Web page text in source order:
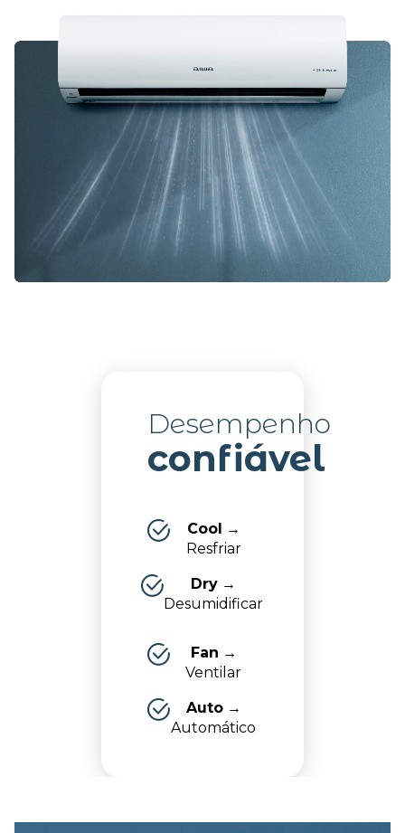
Desempenho
confiável
Cool →
Resfriar
Dry →
Desumidificar
Fan →
Ventilar
Auto→
Automático